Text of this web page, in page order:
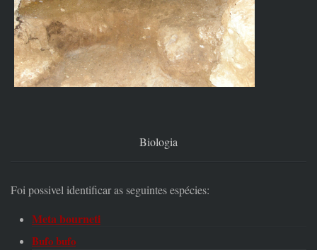
Biologia
Foi possivel identificar as seguintes espécies:
Meta bourneti
Bufo bufo